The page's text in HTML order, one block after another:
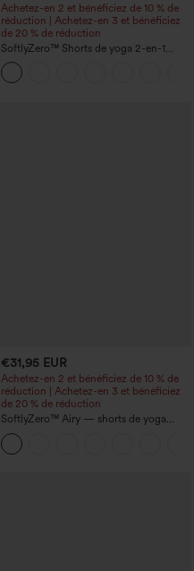
Achetez-en 2 et bénéficiez de 10 % de
réduction | Achetez-en 3 et bénéficiez
de 20 % de réduction
SoftlyZero™ Shorts de yoga 2-en-1
InstantCool, super taille haute, aérés, 5''
avec poches — longueur allongée
€31,95 EUR
Achetez-en 2 et bénéficiez de 10 % de
réduction | Achetez-en 3 et bénéficiez
de 20 % de réduction
SoftlyZero™ Airy — shorts de yoga
super taille haute 2-en-1 InstantCool
avec poches